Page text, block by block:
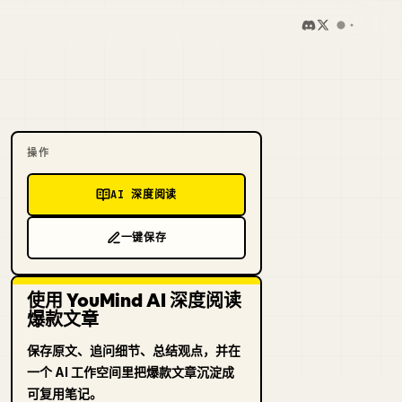
操作
AI 深度阅读
一键保存
使用 YouMind AI 深度阅读
爆款文章
保存原文、追问细节、总结观点，并在
一个 AI 工作空间里把爆款文章沉淀成
可复用笔记。